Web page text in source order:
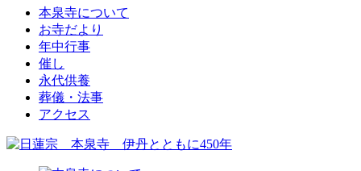
本泉寺について
お寺だより
年中行事
催し
永代供養
葬儀・法事
アクセス